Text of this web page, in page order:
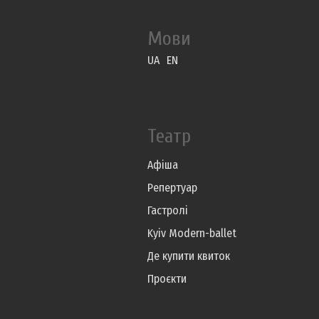
Мови
UA EN
Театр
Афіша
Репертуар
Гастролі
Kyiv Modern-ballet
Де купити квиток
Проєкти